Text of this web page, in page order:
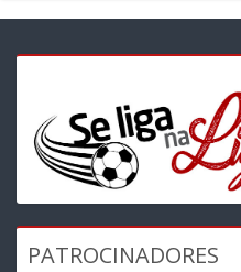
PATROCINADORES